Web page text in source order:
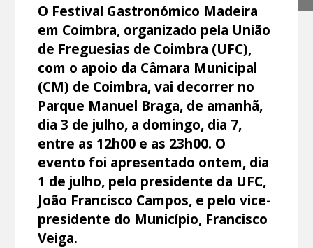
O Festival Gastronómico Madeira
em Coimbra, organizado pela União
de Freguesias de Coimbra (UFC),
com o apoio da Câmara Municipal
(CM) de Coimbra, vai decorrer no
Parque Manuel Braga, de amanhã,
dia 3 de julho, a domingo, dia 7,
entre as 12h00 e as 23h00. O
evento foi apresentado ontem, dia
1 de julho, pelo presidente da UFC,
João Francisco Campos, e pelo vice-
presidente do Município, Francisco
Veiga.